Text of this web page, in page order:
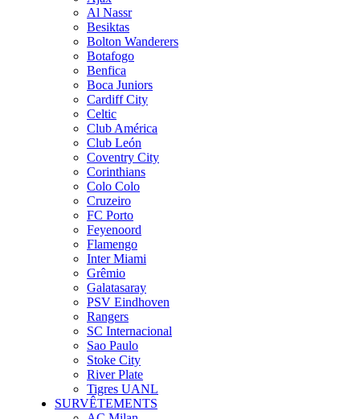
Al Nassr
Besiktas
Bolton Wanderers
Botafogo
Benfica
Boca Juniors
Cardiff City
Celtic
Club América
Club León
Coventry City
Corinthians
Colo Colo
Cruzeiro
FC Porto
Feyenoord
Flamengo
Inter Miami
Grêmio
Galatasaray
PSV Eindhoven
Rangers
SC Internacional
Sao Paulo
Stoke City
River Plate
Tigres UANL
SURVÊTEMENTS